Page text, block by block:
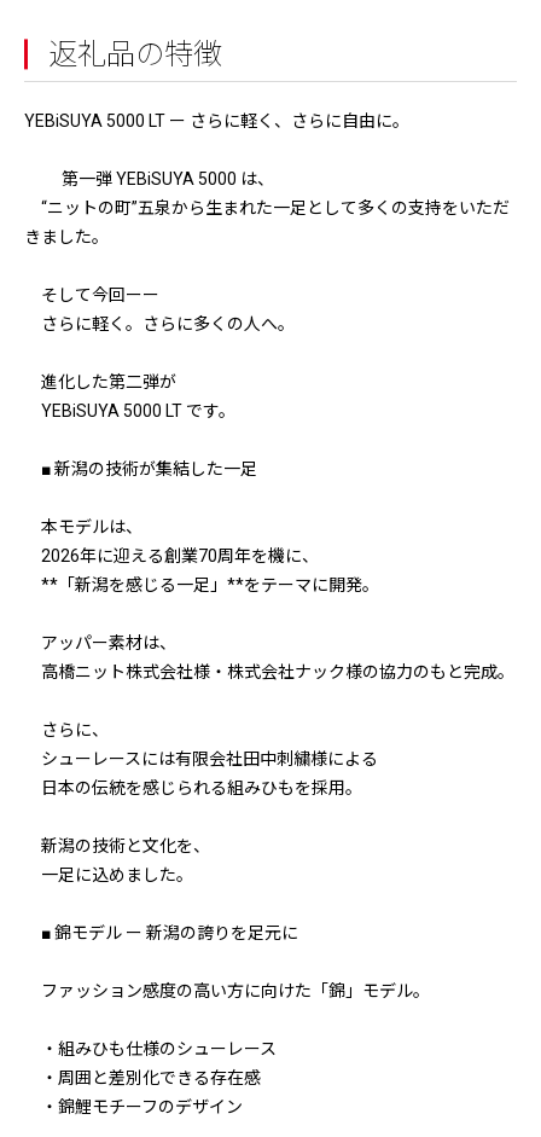
返礼品の特徴
YEBiSUYA 5000 LT ー さらに軽く、さらに自由に。
第一弾 YEBiSUYA 5000 は、
“ニットの町”五泉から生まれた一足として多くの支持をいただ
きました。
そして今回ーー
さらに軽く。さらに多くの人へ。
進化した第二弾が
YEBiSUYA 5000 LT です。
■ 新潟の技術が集結した一足
本モデルは、
2026年に迎える創業70周年を機に、
**「新潟を感じる一足」**をテーマに開発。
アッパー素材は、
高橋ニット株式会社様・株式会社ナック様の協力のもと完成。
さらに、
シューレースには有限会社田中刺繍様による
日本の伝統を感じられる組みひもを採用。
新潟の技術と文化を、
一足に込めました。
■ 錦モデル ー 新潟の誇りを足元に
ファッション感度の高い方に向けた「錦」モデル。
・組みひも仕様のシューレース
・周囲と差別化できる存在感
・錦鯉モチーフのデザイン